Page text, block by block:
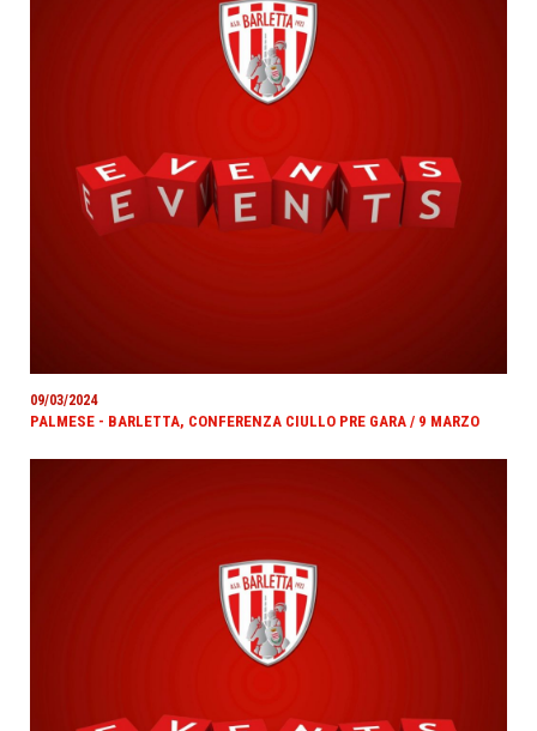
09/03/2024
PALMESE - BARLETTA, CONFERENZA CIULLO PRE GARA / 9 MARZO